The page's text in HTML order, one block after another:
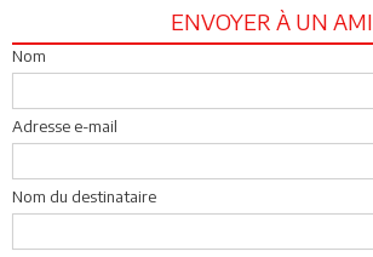
ENVOYER À UN AMI
Nom
Adresse e-mail
Nom du destinataire